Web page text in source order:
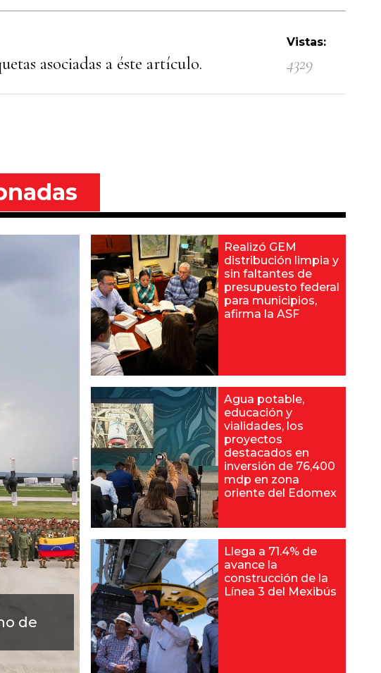
asociadas a éste artículo.
Vistas:
4329
de
Realizó GEM
distribución limpia y
sin faltantes de
presupuesto federal
para municipios,
afirma la ASF
Agua potable,
educación y
vialidades, los
proyectos
destacados en
inversión de 76,400
mdp en zona
oriente del Edomex
Llega a 71.4% de
avance la
construcción de la
Línea 3 del Mexibús